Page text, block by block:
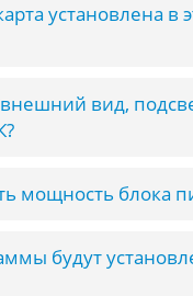
установлена в
вид,
мощность блока
будут